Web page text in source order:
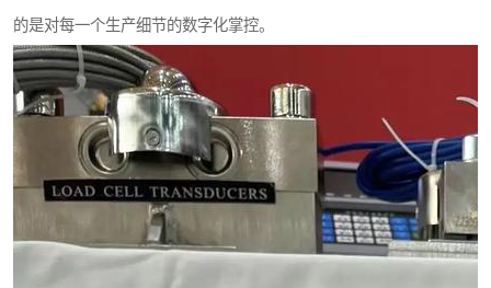
的是对每一个生产细节的数字化掌控。